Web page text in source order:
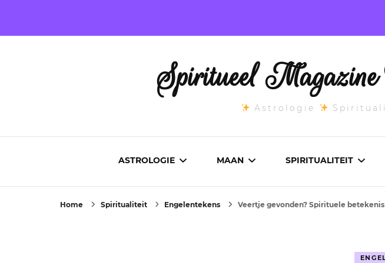
Spiritueel
Astrologie
ASTROLOGIE MAAN SPIRITUALITEIT
Home Spiritualiteit Engelentekens Veertje gevonden? Spirituele